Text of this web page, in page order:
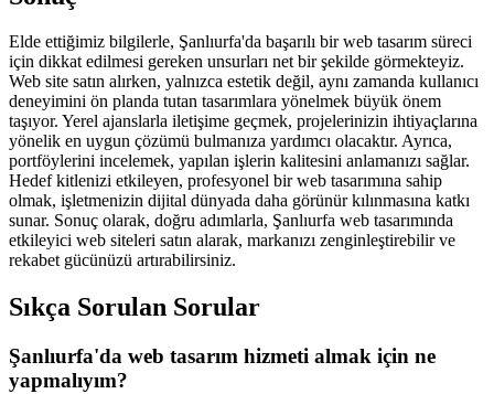
Elde ettiğimiz bilgilerle, Şanlıurfa'da başarılı bir web tasarım süreci
için dikkat edilmesi gereken unsurları net bir şekilde görmekteyiz.
Web site satın alırken, yalnızca estetik değil, aynı zamanda kullanıcı
deneyimini ön planda tutan tasarımlara yönelmek büyük önem
taşıyor. Yerel ajanslarla iletişime geçmek, projelerinizin ihtiyaçlarına
yönelik en uygun çözümü bulmanıza yardımcı olacaktır. Ayrıca,
portföylerini incelemek, yapılan işlerin kalitesini anlamanızı sağlar.
Hedef kitlenizi etkileyen, profesyonel bir web tasarımına sahip
olmak, işletmenizin dijital dünyada daha görünür kılınmasına katkı
sunar. Sonuç olarak, doğru adımlarla, Şanlıurfa web tasarımında
etkileyici web siteleri satın alarak, markanızı zenginleştirebilir ve
rekabet gücünüzü artırabilirsiniz.
Sıkça Sorulan Sorular
Şanlıurfa'da web tasarım hizmeti almak için ne
yapmalıyım?